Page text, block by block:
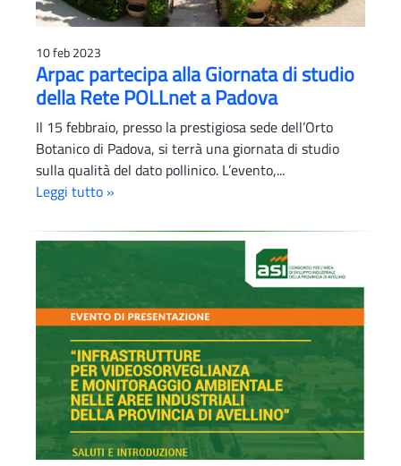
10 feb 2023
Arpac partecipa alla Giornata di studio
della Rete POLLnet a Padova
Il 15 febbraio, presso la prestigiosa sede dell’Orto
Botanico di Padova, si terrà una giornata di studio
sulla qualità del dato pollinico. L’evento,...
Leggi tutto »